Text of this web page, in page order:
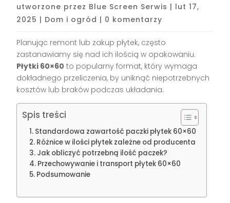
utworzone przez Blue Screen Serwis | lut 17,
2025 | Dom i ogród | 0 komentarzy
Planując remont lub zakup płytek, często
zastanawiamy się nad ich ilością w opakowaniu.
Płytki 60×60 to popularny format, który wymaga
dokładnego przeliczenia, by uniknąć niepotrzebnych
kosztów lub braków podczas układania.
Spis treści
Standardowa zawartość paczki płytek 60×60
Różnice w ilości płytek zależne od producenta
Jak obliczyć potrzebną ilość paczek?
Przechowywanie i transport płytek 60×60
Podsumowanie